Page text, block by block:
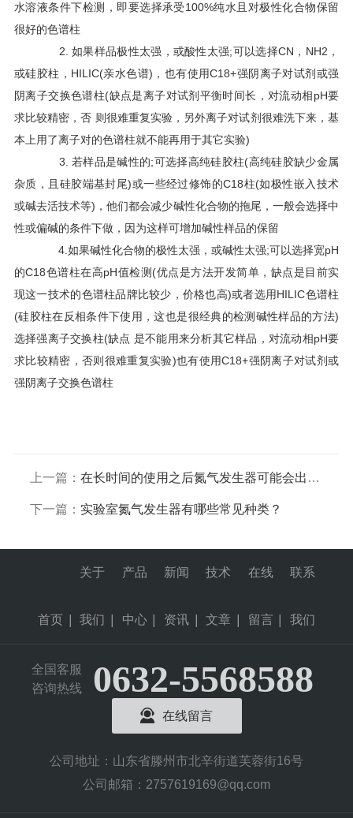
水溶液条件下检测，即要选择承受100%纯水且对极性化合物保留
很好的色谱柱
2. 如果样品极性太强，或酸性太强;可以选择CN，NH2，
或硅胶柱，HILIC(亲水色谱)，也有使用C18+强阴离子对试剂或强
阴离子交换色谱柱(缺点是离子对试剂平衡时间长，对流动相pH要
求比较精密，否 则很难重复实验，另外离子对试剂很难洗下来，基
本上用了离子对的色谱柱就不能再用于其它实验)
3. 若样品是碱性的;可选择高纯硅胶柱(高纯硅胶缺少金属
杂质，且硅胶端基封尾)或一些经过修饰的C18柱(如极性嵌入技术
或碱去活技术等)，他们都会减少碱性化合物的拖尾，一般会选择中
性或偏碱的条件下做，因为这样可增加碱性样品的保留
4.如果碱性化合物的极性太强，或碱性太强;可以选择宽pH
的C18色谱柱在高pH值检测(优点是方法开发简单，缺点是目前实
现这一技术的色谱柱品牌比较少，价格也高)或者选用HILIC色谱柱
(硅胶柱在反相条件下使用，这也是很经典的检测碱性样品的方法)
选择强离子交换柱(缺点 是不能用来分析其它样品，对流动相pH要
求比较精密，否则很难重复实验)也有使用C18+强阴离子对试剂或
强阴离子交换色谱柱
上一篇： 在长时间的使用之后氮气发生器可能会出现的故障总结
下一篇： 实验室氮气发生器有哪些常见种类？
首页
关于
我们
产品
中心
新闻
资讯
技术
文章
在线
留言
联系
我们
全国客服
咨询热线
0632-5568588
在线留言
公司地址：山东省滕州市北辛街道芙蓉街16号
公司邮箱：2757619169@qq.com